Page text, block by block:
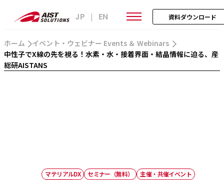
JP | EN 資料ダウンロード
ホーム
イベント・ウェビナー Events ＆ Webinars
中性子でX線の先を視る！水素・水・接着界面・結晶情報に迫る、産
総研AISTANS
マテリアルDX セミナー（無料）
主催・共催イベント